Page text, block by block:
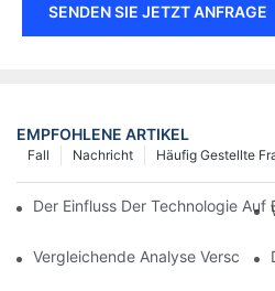
SENDEN SIE JETZT ANFRAGE
EMPFOHLENE ARTIKEL
Häufig Gestellte
Nachricht
Fall
Der Einfluss Der Technologie
Vergleichende Analyse